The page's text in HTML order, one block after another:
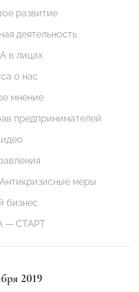
развитие
деятельность
в лицах
о нас
мнение
предпринимателей
меры
бизнес
— СТАРТ
2019